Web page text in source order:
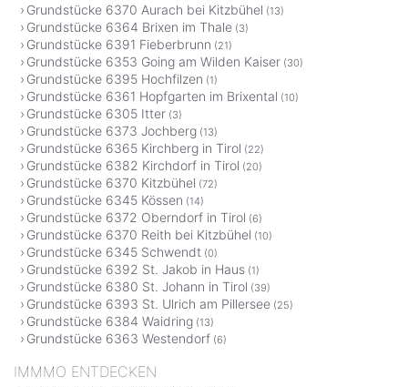
Grundstücke 6370 Aurach bei Kitzbühel (13)
Grundstücke 6364 Brixen im Thale (3)
Grundstücke 6391 Fieberbrunn (21)
Grundstücke 6353 Going am Wilden Kaiser (30)
Grundstücke 6395 Hochfilzen (1)
Grundstücke 6361 Hopfgarten im Brixental (10)
Grundstücke 6305 Itter (3)
Grundstücke 6373 Jochberg (13)
Grundstücke 6365 Kirchberg in Tirol (22)
Grundstücke 6382 Kirchdorf in Tirol (20)
Grundstücke 6370 Kitzbühel (72)
Grundstücke 6345 Kössen (14)
Grundstücke 6372 Oberndorf in Tirol (6)
Grundstücke 6370 Reith bei Kitzbühel (10)
Grundstücke 6345 Schwendt (0)
Grundstücke 6392 St. Jakob in Haus (1)
Grundstücke 6380 St. Johann in Tirol (39)
Grundstücke 6393 St. Ulrich am Pillersee (25)
Grundstücke 6384 Waidring (13)
Grundstücke 6363 Westendorf (6)
IMMMO ENTDECKEN